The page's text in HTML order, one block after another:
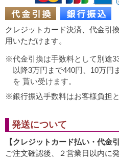
クレジットカード決済、代金引
用いただけます。
代金引換は手数料として別途
以降3万円まで440円、10万円
を 貰い受けます。
銀行振込手数料はお客様負担
発送について
【クレジットカード払い・代金引
ご注文確認後、２営業日以内に